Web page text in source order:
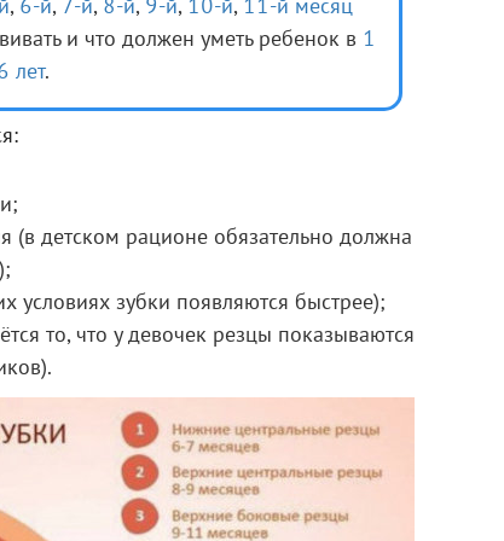
, 6-й, 7-й, 8-й, 9-й, 10-й, 11-й месяц
и что должен уметь ребенок в 1
лет.
(в детском рационе обязательно должна
условиях зубки появляются быстрее);
то, что у девочек резцы показываются